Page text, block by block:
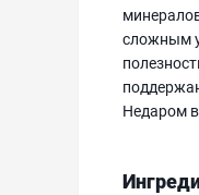
сложным
Недаром